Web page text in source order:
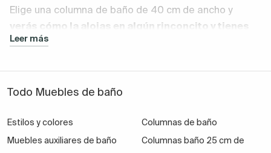
Elige una columna de baño de 40 cm de ancho y
verás cómo la alojas en algún rinconcito y tienes
un lugar más donde colocar otros productos de
Una columna auxiliar de baño de 40
A la hora de elegir un color y un acabado piensa qué
tipo de bañova a alojar esta bonita columna de
Leer más
Todo Muebles de baño
Estilos y colores
Muebles auxiliares de baño
Columnas de baño
Columnas baño 25 cm de